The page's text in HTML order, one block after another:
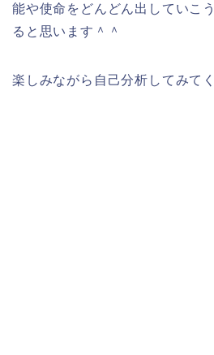
能や使命をどんどん出していこ
ると思います＾＾
楽しみながら自己分析してみて